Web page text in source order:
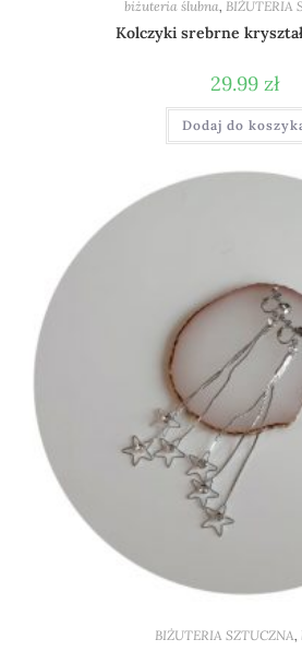
biżuteria ślubna, BIŻUTERIA
Kolczyki srebrne
29.99 zł
Dodaj do
BIŻUTERIA SZTUCZNA